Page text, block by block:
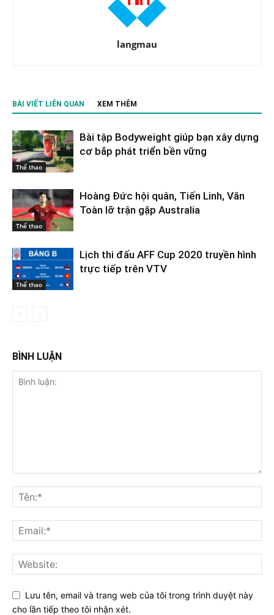
langmau
BÀI VIẾT LIÊN QUAN XEM THÊM
Thể thao
Bài tập Bodyweight giúp bạn xây dựng
cơ bắp phát triển bền vững
Thể thao
Hoàng Đức hội quân, Tiến Linh, Văn
Toàn lỡ trận gặp Australia
Thể thao
Lịch thi đấu AFF Cup 2020 truyền hình
trực tiếp trên VTV
BÌNH LUẬN
Lưu tên, email và trang web của tôi trong trình duyệt này
cho lần tiếp theo tôi nhận xét.